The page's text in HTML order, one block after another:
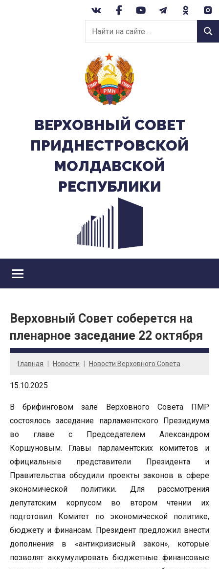
Найти
на
сайте:
ВЕРХОВНЫЙ CОВЕТ
ПРИДНЕСТРОВСКОЙ
МОЛДАВСКОЙ
РЕСПУБЛИКИ
Верховный Совет соберется на
пленарное заседание 22 октября
Главная Новости Новости Верховного Совета
15.10.2025
В брифинговом зале Верховного Совета ПМР
состоялось заседание парламентского Президиума
во главе с Председателем Александром
Коршуновым. Главы парламентских комитетов и
официальные представители Президента и
Правительства обсудили проекты законов в сфере
экономической политики. Для рассмотрения
депутатским корпусом во втором чтении их
подготовил Комитет по экономической политике,
бюджету и финансам. Президент предложил внести
дополнения в «антикризисный закон», которые
позволят аккумулировать бюджетные финансовые